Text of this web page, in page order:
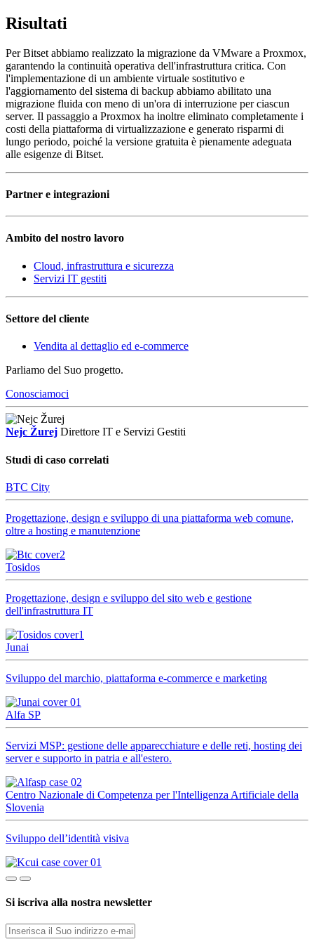
Risultati
Per Bitset abbiamo realizzato la migrazione da VMware a Proxmox,
garantendo la continuità operativa dell'infrastruttura critica. Con
l'implementazione di un ambiente virtuale sostitutivo e
l'aggiornamento del sistema di backup abbiamo abilitato una
migrazione fluida con meno di un'ora di interruzione per ciascun
server. Il passaggio a Proxmox ha inoltre eliminato completamente i
costi della piattaforma di virtualizzazione e generato risparmi di
lungo periodo, poiché la versione gratuita è pienamente adeguata
alle esigenze di Bitset.
Partner e integrazioni
Ambito del nostro lavoro
Cloud, infrastruttura e sicurezza
Servizi IT gestiti
Settore del cliente
Vendita al dettaglio ed e-commerce
Parliamo del Suo progetto.
Conosciamoci
Nejc Žurej Direttore IT e Servizi Gestiti
Studi di caso correlati
BTC City
Progettazione, design e sviluppo di una piattaforma web comune,
oltre a hosting e manutenzione
Tosidos
Progettazione, design e sviluppo del sito web e gestione
dell'infrastruttura IT
Junai
Sviluppo del marchio, piattaforma e-commerce e marketing
Alfa SP
Servizi MSP: gestione delle apparecchiature e delle reti, hosting dei
server e supporto in patria e all'estero.
Centro Nazionale di Competenza per l'Intelligenza Artificiale della
Slovenia
Sviluppo dell’identità visiva
Si iscriva alla nostra newsletter